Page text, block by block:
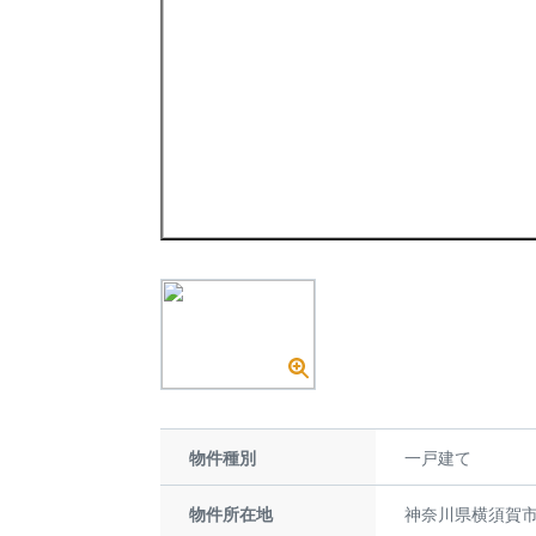
物件種別 一戸建て
物件所在地 神奈川県横須賀